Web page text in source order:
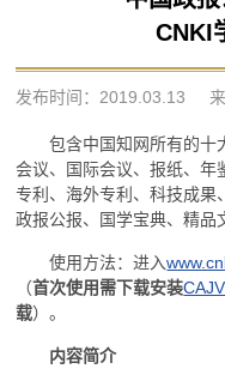
CNKI
发布时间：2019.03.13
包含中国知网所有的十
会议、国际会议、报纸、年
专利、海外专利、科技成果
政报公报、国学宝典、精品
使用方法：进入
（首次使用需下载安装
载）。
内容简介